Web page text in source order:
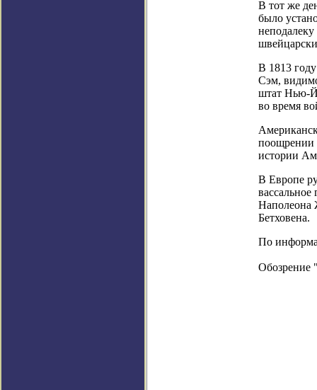
В тот же
было
В 1813
Сэм,
штат Нью-
во время
поощрении
истории
В Европе
Наполеона
Бетховена.
По
Обозрение